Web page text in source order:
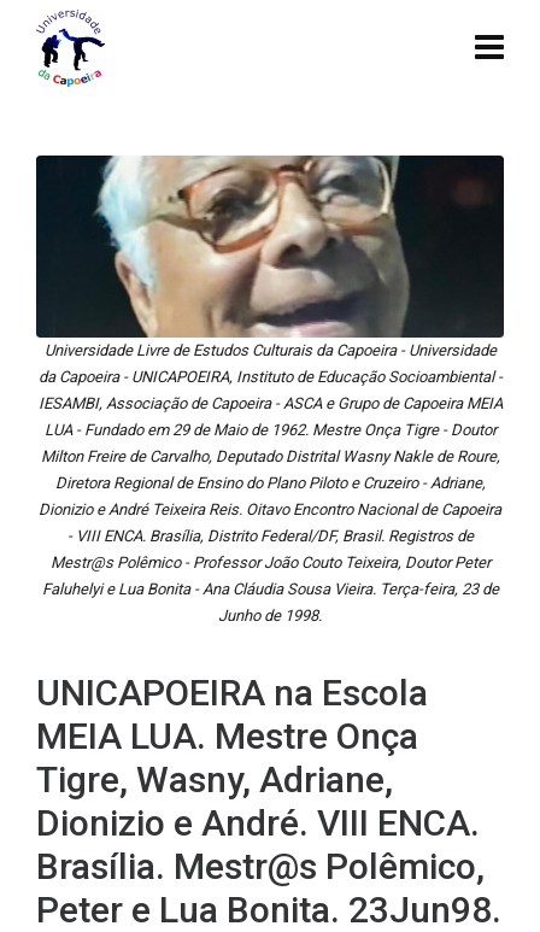
Universidade Livre de Estudos Culturais da Capoeira - Universidade
da Capoeira - UNICAPOEIRA, Instituto de Educação Socioambiental -
IESAMBI, Associação de Capoeira - ASCA e Grupo de Capoeira MEIA
LUA - Fundado em 29 de Maio de 1962. Mestre Onça Tigre - Doutor
Milton Freire de Carvalho, Deputado Distrital Wasny Nakle de Roure,
Diretora Regional de Ensino do Plano Piloto e Cruzeiro - Adriane,
Dionizio e André Teixeira Reis. Oitavo Encontro Nacional de Capoeira
- VIII ENCA. Brasília, Distrito Federal/DF, Brasil. Registros de
Mestr@s Polêmico - Professor João Couto Teixeira, Doutor Peter
Faluhelyi e Lua Bonita - Ana Cláudia Sousa Vieira. Terça-feira, 23 de
Junho de 1998.
UNICAPOEIRA na Escola
MEIA LUA. Mestre Onça
Tigre, Wasny, Adriane,
Dionizio e André. VIII ENCA.
Brasília. Mestr@s Polêmico,
Peter e Lua Bonita. 23Jun98.